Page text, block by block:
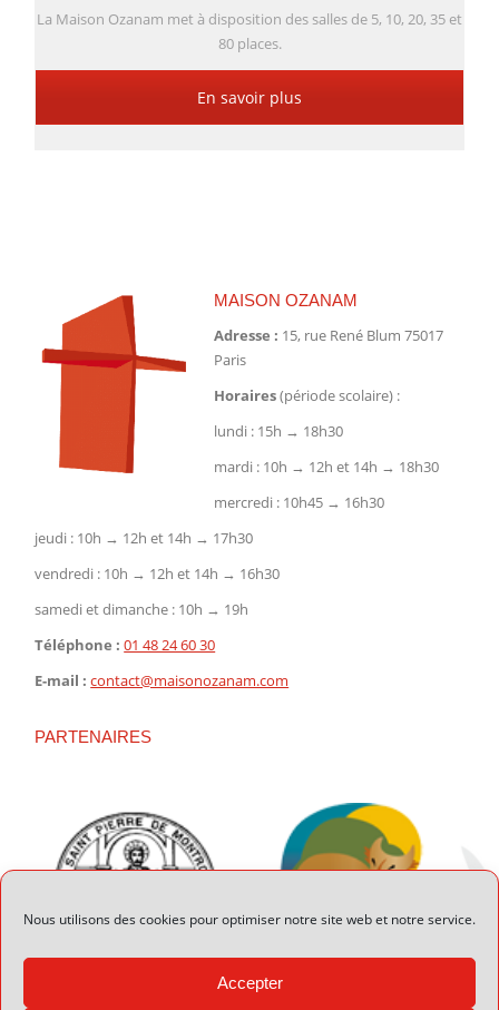
Nous utilisons des cookies pour optimiser notre site web et notre service.
Accepter
La Maison Ozanam met à disposition des salles de 5, 10, 20, 35 et
80 places.
En savoir plus
MAISON OZANAM
Adresse : 15, rue René Blum 75017
Paris
Horaires(période scolaire) :
lundi : 15h → 18h30
mardi : 10h → 12h et 14h → 18h30
mercredi : 10h45 → 16h30
jeudi : 10h → 12h et 14h → 17h30
vendredi : 10h → 12h et 14h → 16h30
samedi et dimanche : 10h → 19h
Téléphone : 01 48 24 60 30
E-mail : contact@maisonozanam.com
PARTENAIRES